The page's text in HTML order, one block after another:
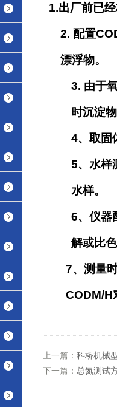
1.出厂前已
2. 配置
漂浮物。
3. 由于
时沉淀
4、取固
5、水样
水样。
6、仪器
解或比
7、测量
CODM/H
上一篇： 科桥机械
下一篇： 总氮测试